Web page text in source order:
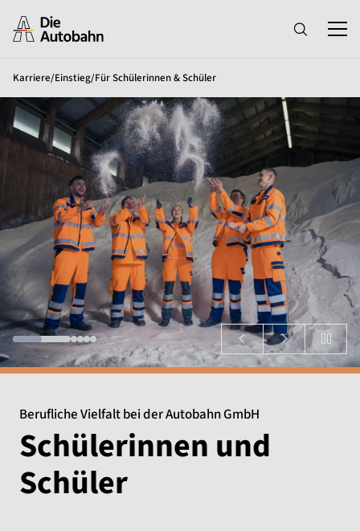
Karriere/Einstieg/Für Schülerinnen & Schüler
Berufliche Vielfalt bei der Autobahn GmbH
Schülerinnen und
Schüler